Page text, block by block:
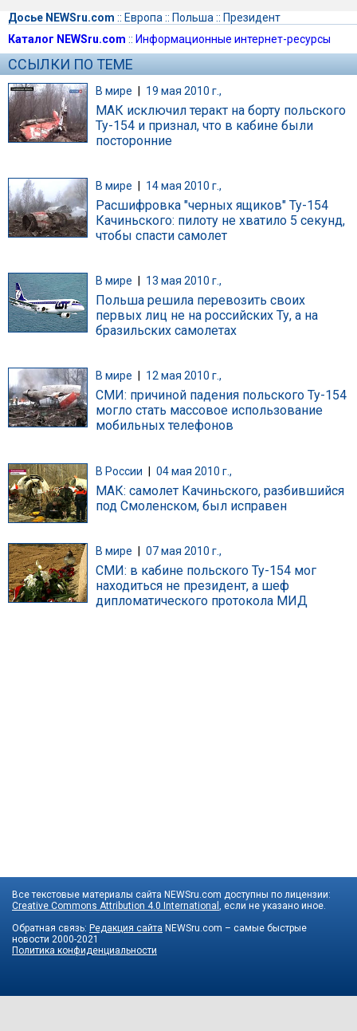
Досье NEWSru.com :: Европа :: Польша :: Президент
Каталог NEWSru.com :: Информационные интернет-ресурсы
ССЫЛКИ ПО ТЕМЕ
В мире | 19 мая 2010 г.,
МАК исключил теракт на борту польского
Ту-154 и признал, что в кабине были
посторонние
В мире 14 мая 2010 г.,
Расшифровка "черных ящиков" Ту-154
Качиньского: пилоту не хватило 5 секунд,
чтобы спасти самолет
В мире 13 мая 2010 г.,
Польша решила перевозить своих
первых лиц не на российских Ту, а на
бразильских самолетах
В мире 12 мая 2010 г.,
СМИ: причиной падения польского Ту-154
могло стать массовое использование
мобильных телефонов
В России | 04 мая 2010 г.,
МАК: самолет Качиньского, разбившийся
под Смоленском, был исправен
В мире 07 мая 2010 г.,
СМИ: в кабине польского Ту-154 мог
находиться не президент, а шеф
дипломатического протокола МИД
Все текстовые материалы сайта NEWSru.com доступны по лицензии:
Creative Commons Attribution 4.0 International , если не указано иное.
Обратная связь: Редакция сайта NEWSru.com – самые быстрые
новости 2000-2021
Политика конфиденциальности